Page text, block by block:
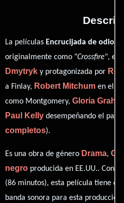
La películas Encrucijada de odios
originalmente como "Crossfire",
Dmytryk y protagonizada por
a Finlay, Robert Mitchum en el
como Montgomery, Gloria
Paul Kelly desempeñando el
completos).
Es una obra de género Drama,
negro producida en EE.UU.. Con
(86 minutos), esta película tiene
banda sonora para esta producción